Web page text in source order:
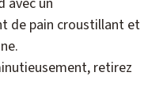
de pain croustillant et
retirez